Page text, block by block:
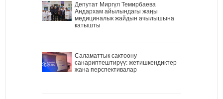
Депутат Миргүл Темирбаева
Андархам айылындагы жаңы
медициналык жайдын ачылышына
катышты
Саламаттык сактоону
санариптештирүү: жетишкендиктер
жана перспективалар